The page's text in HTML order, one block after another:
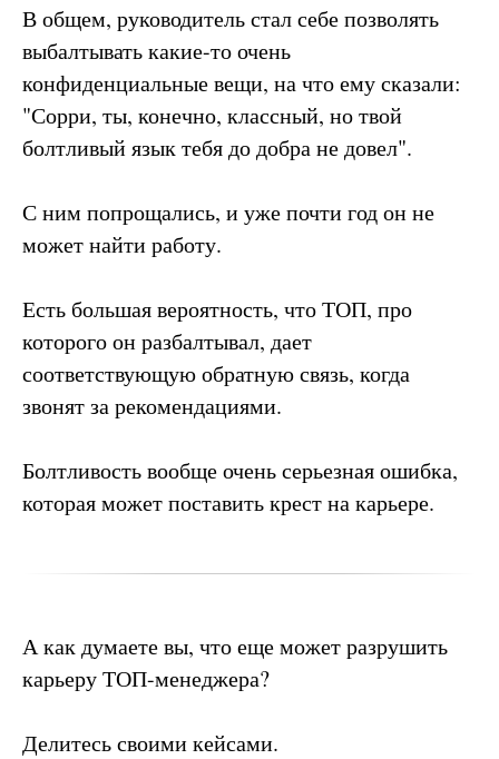
В общем, руководитель стал себе позволять
выбалтывать какие-то очень
конфиденциальные вещи, на что ему сказали:
"Сорри, ты, конечно, классный, но твой
болтливый язык тебя до добра не довел".
С ним попрощались, и уже почти год он не
может найти работу.
Есть большая вероятность, что ТОП, про
которого он разбалтывал, дает
соответствующую обратную связь, когда
звонят за рекомендациями.
Болтливость вообще очень серьезная ошибка,
которая может поставить крест на карьере.
А как думаете вы, что еще может разрушить
карьеру ТОП-менеджера?
Делитесь своими кейсами.